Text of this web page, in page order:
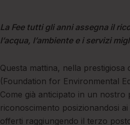
La Fee tutti gli anni assegna il
l’acqua, l’ambiente e i servizi
Questa mattina, nella
(Foundation for Environmental
Come già anticipato in un
riconoscimento posizionandosi
offerti raggiungendo il terzo